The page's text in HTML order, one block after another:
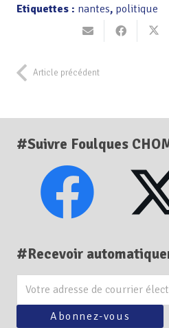
Etiquettes : nantes, politique
Article précédent
#Suivre Foulques
#Recevoir